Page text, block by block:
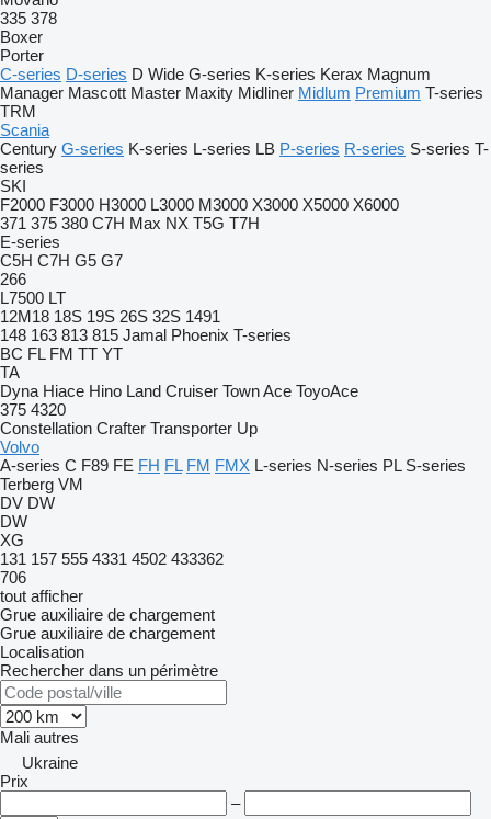
335 378
Boxer
Porter
C-series D-series D Wide G-series K-series Kerax Magnum
Manager Mascott Master Maxity Midliner Midlum Premium T-series
TRM
Scania
Century G-series K-series L-series LB P-series R-series S-series T-
series
SKI
F2000 F3000 H3000 L3000 M3000 X3000 X5000 X6000
371 375 380 C7H Max NX T5G T7H
E-series
C5H C7H G5 G7
266
L7500 LT
12M18 18S 19S 26S 32S 1491
148 163 813 815 Jamal Phoenix T-series
BC FL FM TT YT
TA
Dyna Hiace Hino Land Cruiser Town Ace ToyoAce
375 4320
Constellation Crafter Transporter Up
Volvo
A-series C F89 FE FH FL FM FMX L-series N-series PL S-series
Terberg VM
DV DW
DW
XG
131 157 555 4331 4502 433362
706
tout afficher
Grue auxiliaire de chargement
Grue auxiliaire de chargement
Localisation
Rechercher dans un périmètre
Mali autres
Ukraine
Prix
–